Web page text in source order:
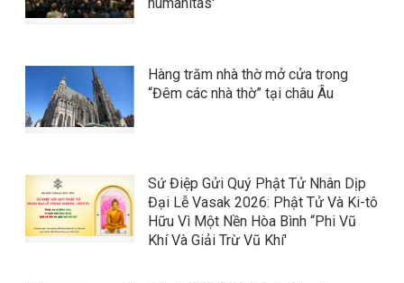
Hàng trăm nhà thờ mở cửa trong
“Đêm các nhà thờ” tại châu Âu
Sứ Điệp Gửi Quý Phật Tử Nhân Dịp
Đại Lễ Vasak 2026: Phật Tử Và Ki-tô
Hữu Vì Một Nền Hòa Bình “Phi Vũ
Khí Và Giải Trừ Vũ Khí'